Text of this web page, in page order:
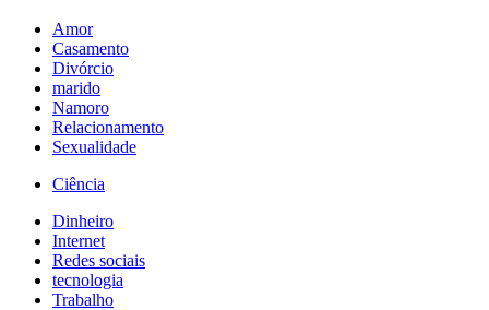
Amor
Casamento
Divórcio
marido
Namoro
Relacionamento
Sexualidade
Ciência
Dinheiro
Internet
Redes sociais
tecnologia
Trabalho